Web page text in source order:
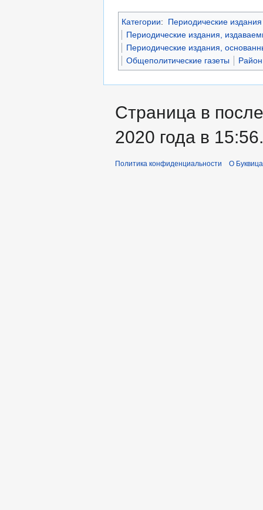
Категории:
Периодические
Периодические издания,
Периодические издания,
Общеполитические газеты
Страница в
2020 года в 15:56.
Политика конфиденциальности О Буквица